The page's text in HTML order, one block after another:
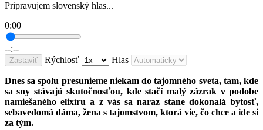
Pripravujem slovenský hlas...
0:00
--:--
Zastaviť Rýchlosť Hlas
Dnes sa spolu presunieme niekam do tajomného sveta, tam, kde
sa sny stávajú skutočnosťou, kde stačí malý zázrak v podobe
namiešaného elixíru a z vás sa naraz stane dokonalá bytosť,
sebavedomá dáma, žena s tajomstvom, ktorá vie, čo chce a ide si
za tým.